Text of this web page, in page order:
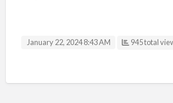
January 22, 2024 8:43 AM 945 total